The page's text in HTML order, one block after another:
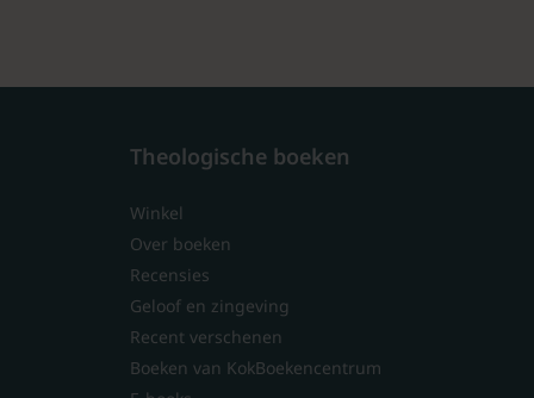
Theologische boeken
Winkel
Over boeken
Recensies
Geloof en zingeving
Recent verschenen
Boeken van KokBoekencentrum